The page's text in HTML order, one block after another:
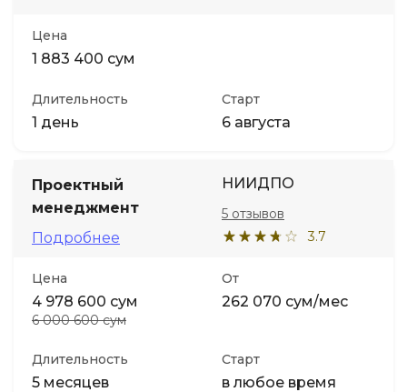
Цена
1 883 400 сум
Длительность
1 день
Старт
6 августа
Проектный
менеджмент
Подробнее
НИИДПО
3.7
5 отзывов
Цена
4 978 600 сум
6 000 600 сум
От
262 070 сум/мес
Длительность
5 месяцев
Старт
в любое время